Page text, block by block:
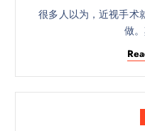
很多人以为，近视手术
做